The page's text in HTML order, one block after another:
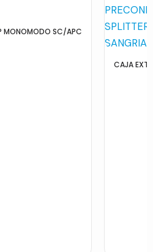
MONOMODO SC/APC
CAJA